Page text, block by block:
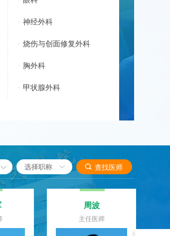
神经外科
烧伤与创面修复外科
胸外科
甲状腺外科
  查找医师
周波
主任医师